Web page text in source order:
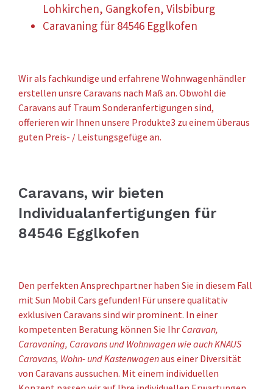
Lohkirchen, Gangkofen, Vilsbiburg
Caravaning für 84546 Egglkofen
Wir als fachkundige und erfahrene Wohnwagenhändler
erstellen unsre Caravans nach Maß an. Obwohl die
Caravans auf Traum Sonderanfertigungen sind,
offerieren wir Ihnen unsere Produkte3 zu einem überaus
guten Preis- / Leistungsgefüge an.
Caravans, wir bieten
Individualanfertigungen für
84546 Egglkofen
Den perfekten Ansprechpartner haben Sie in diesem Fall
mit Sun Mobil Cars gefunden! Für unsere qualitativ
exklusiven Caravans sind wir prominent. In einer
kompetenten Beratung können Sie Ihr Caravan,
Caravaning, Caravans und Wohnwagen wie auch KNAUS
Caravans, Wohn- und Kastenwagenaus einer Diversität
von Caravans aussuchen. Mit einem individuellen